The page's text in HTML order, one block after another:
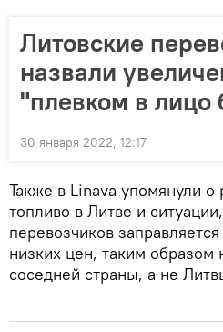
Литовские
назвали
"плевком в лицо
30 января 2022, 12:17
Также в Linava упомянули о
топливо в Литве и
перевозчиков
низких цен, таким
соседней страны, а не